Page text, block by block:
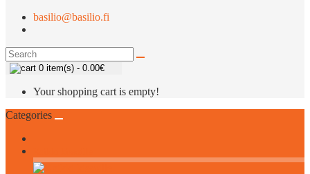
basilio@basilio.fi
0 item(s) - 0.00€
Your shopping cart is empty!
Categories